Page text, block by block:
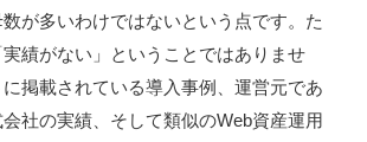
が多いわけではないという点です。た
績がない」ということではありませ
掲載されている導入事例、運営元であ
社の実績、そして類似のWeb資産運用